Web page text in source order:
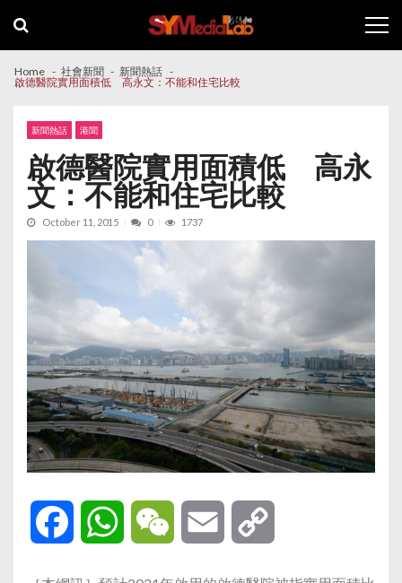
navigation
content
Home 社會新聞
新聞熱話
啟德醫院實用面積低 高永文：不能和住宅比較
新聞熱話 港聞
啟德醫院實用面積低 高永
文：不能和住宅比較
October 11, 2015 0 1737
Facebook WhatsAppWeChat Email